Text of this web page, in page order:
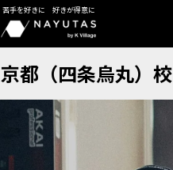
苦手を好きに 好きが得意に
京都（四条烏丸）校